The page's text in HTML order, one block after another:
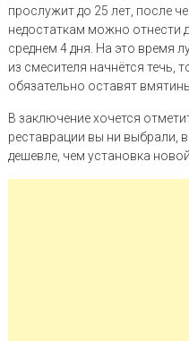
прослужит до 25 лет, после
недостаткам можно отнести
среднем 4 дня. На это время
из смесителя начнётся течь,
обязательно оставят
В заключение хочется
реставрации вы ни выбрали,
дешевле, чем установка